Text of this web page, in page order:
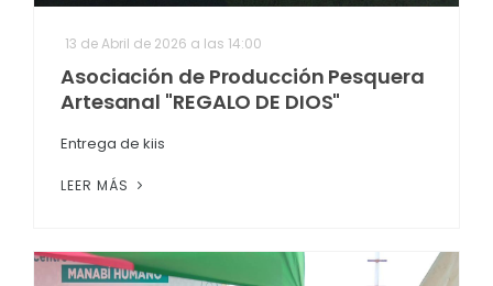
13 de Abril de 2026 a las 14:00
Asociación de Producción Pesquera
Artesanal "REGALO DE DIOS"
Entrega de kiis
LEER MÁS